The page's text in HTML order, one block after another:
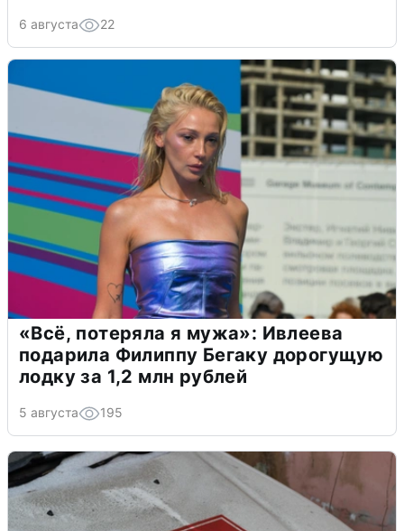
6 августа 22
«Всё, потеряла я мужа»: Ивлеева
подарила Филиппу Бегаку дорогущую
лодку за 1,2 млн рублей
5 августа 195